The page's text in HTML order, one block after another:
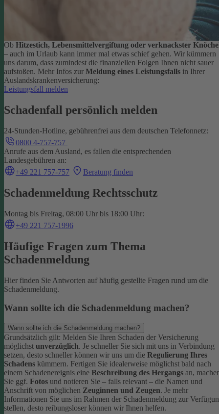
Ob Hitzestich, Lebensmittelvergiftung oder verknackster
– auch im Urlaub kann immer mal etwas schief gehen. Wir kümmern
uns darum, dass zumindest die finanziellen Folgen Ihnen nicht sauer
aufstoßen. Mehr Infos zur Meldung eines Leistungsfalls in Ihrer
Auslandskrankenversicherung:
Leistungsfall melden
Schadenfall persönlich melden
24-Stunden-Hotline, gebührenfrei aus dem deutschen Telefonnetz:
0800 4-757-757
Anrufe aus dem Ausland, es fallen die entsprechenden
Landesgebühren an:
+49 221 757-757
Beratung finden
Schadenmeldung Rechtsschutz
Montag bis Freitag, 08:00 Uhr bis 18:00 Uhr:
+49 221 757-1996
Häufige Fragen zum Thema
Schadenmeldung
Hier finden Sie Antworten auf häufig gestellte Fragen rund um die
Schadenmeldung.
Wann sollte ich die Schadenmeldung machen?
Wann sollte ich die Schadenmeldung machen?
Grundsätzlich gilt: Melden Sie Ihren Schaden der Versicherung
möglichst unverzüglich. Je schneller Sie sich mit uns in Verbindung
setzen, desto schneller können wir uns um die Regulierung Ihres
Schadens kümmern. Fertigen Sie idealerweise möglichst bald nach
einem Schadenereignis eine Beschreibung des Hergangs an,
Sie ggf. Fotos und notieren Sie – falls relevant – die Namen und
Anschrift von möglichen Zeuginnen und Zeugen. Je mehr
Informationen Sie uns im Rahmen der Schadenmeldung zur
stellen, desto reibungsloser können wir Ihnen helfen.